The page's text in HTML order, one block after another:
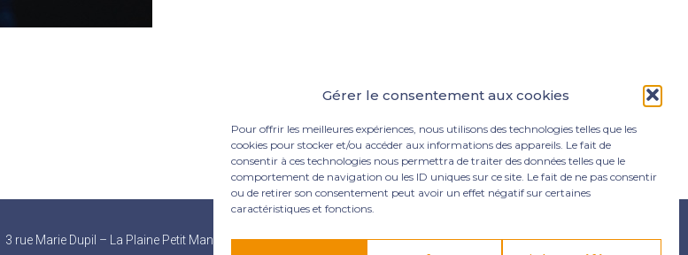
Gérer le consentement aux cookies
Pour offrir les meilleures expériences, nous utilisons des technologies telles que les
cookies pour stocker et/ou accéder aux informations des appareils. Le fait de
consentir à ces technologies nous permettra de traiter des données telles que le
comportement de navigation ou les ID uniques sur ce site. Le fait de ne pas consentir
ou de retirer son consentement peut avoir un effet négatif sur certaines
caractéristiques et fonctions.
Principale
3 rue Marie Dupil – La Plaine Petit Manoir – 97232 Le Lamentin 05 96 50 55 00 contact@mgexpertise.fr